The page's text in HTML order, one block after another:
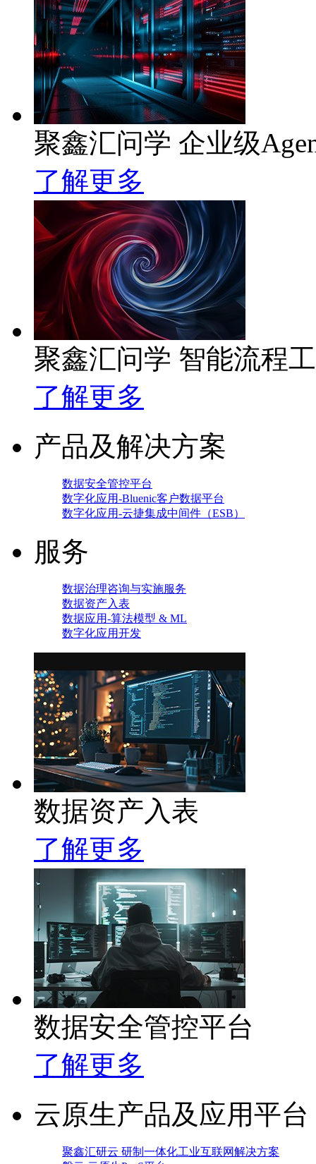
聚鑫汇问学 企业级
了解更多
聚鑫汇问学 智能流程
了解更多
产品及解决方案
数据安全管控平台
数字化应用-Bluenic客户数据平台
数字化应用-云捷集成中间件（ESB）
服务
数据治理咨询与实施服务
数据资产入表
数据应用-算法模型 & ML
数字化应用开发
数据资产入表
了解更多
数据安全管控平台
了解更多
云原生产品及应用平台
聚鑫汇研云 研制一体化工业互联网解决方案